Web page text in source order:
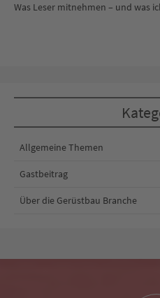
Was Leser mitnehmen – und was
Allgemeine Themen
Gastbeitrag
Über die Gerüstbau Branche